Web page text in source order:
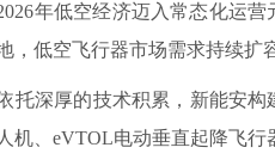
年低空经济迈入常态化运营
，低空飞行器市场需求持续扩
深厚的技术积累，新能安构
机、eVTOL电动垂直起降飞